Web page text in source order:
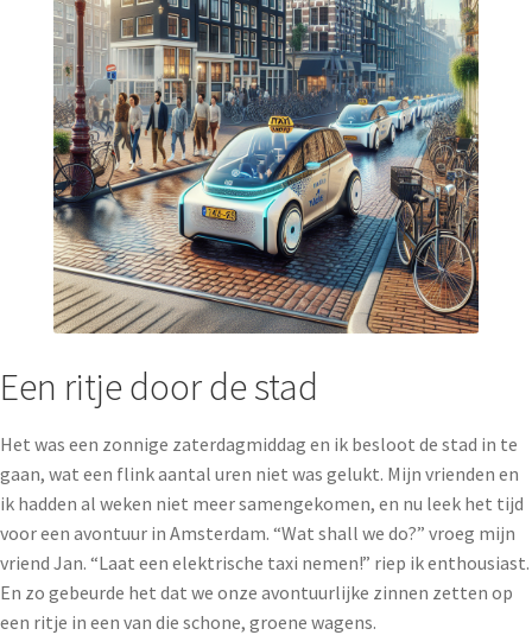
Een ritje door de stad
Het was een zonnige zaterdagmiddag en ik besloot de stad in te
gaan, wat een flink aantal uren niet was gelukt. Mijn vrienden en
ik hadden al weken niet meer samengekomen, en nu leek het tijd
voor een avontuur in Amsterdam. “Wat shall we do?” vroeg mijn
vriend Jan. “Laat een elektrische taxi nemen!” riep ik enthousiast.
En zo gebeurde het dat we onze avontuurlijke zinnen zetten op
een ritje in een van die schone, groene wagens.